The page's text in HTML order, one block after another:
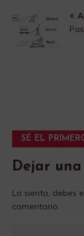
SÉ EL
Dejar
Lo siento, debes
comentario.